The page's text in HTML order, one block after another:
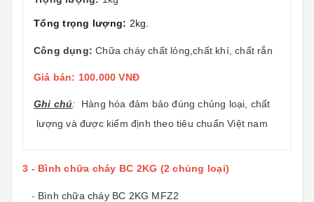
Tổng trọng lượng: 2kg.
Công dụng:Chữa cháy chất lỏng,chất khí, chất rắn
Giá bán: 100.000 VNĐ
Ghi chú: Hàng hóa đảm bảo đúng chủng loại, chất
lượng và được kiểm định theo tiêu chuẩn Việt nam
3 - Bình chữa cháy BC 2KG (2 chủng loại)
- Bình chữa cháy BC 2KG MFZ2